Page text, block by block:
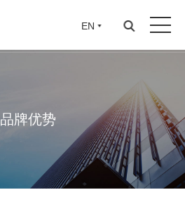
EN
品牌优势